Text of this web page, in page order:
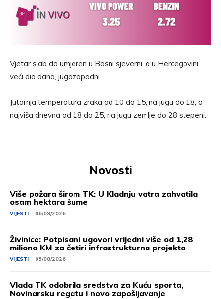
Vjetar slab do umjeren u Bosni sjeverni, a u Hercegovini,
veći dio dana, jugozapadni.
Jutarnja temperatura zraka od 10 do 15, na jugu do 18, a
najviša dnevna od 18 do 25, na jugu zemlje do 28 stepeni.
Novosti
Više požara širom TK: U Kladnju vatra zahvatila
osam hektara šume
VIJESTI 06/08/2026
Živinice: Potpisani ugovori vrijedni više od 1,28
miliona KM za četiri infrastrukturna projekta
VIJESTI 05/08/2026
Vlada TK odobrila sredstva za Kuću sporta,
Novinarsku regatu i novo zapošljavanje